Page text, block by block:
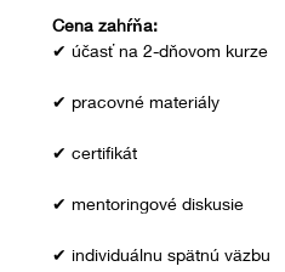
Cena zahŕňa:
✔ účasť na 2-dňovom kurze
✔ pracovné materiály
✔ certifikát
✔ mentoringové diskusie
✔ individuálnu spätnú väzbu